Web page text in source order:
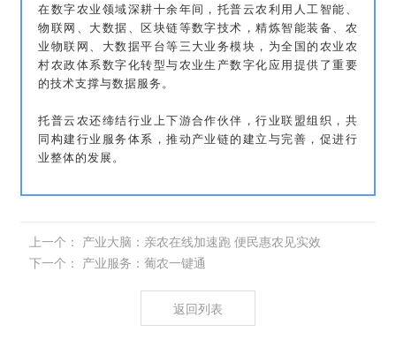
在数字农业领域深耕十余年间，托普云农利用人工智能、
物联网、大数据、区块链等数字技术，精炼智能装备、农
业物联网、大数据平台等三大业务模块，为全国的农业农
村农政体系数字化转型与农业生产数字化应用提供了重要
的技术支撑与数据服务。
托普云农还缔结行业上下游合作伙伴，行业联盟组织，共
同构建行业服务体系，推动产业链的建立与完善，促进行
业整体的发展。
上一个：
产业大脑：亲农在线加速跑 便民惠农见实效
下一个：
产业服务：葡农一键通
返回列表